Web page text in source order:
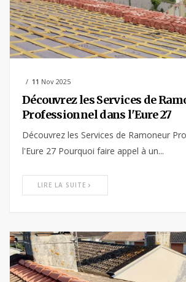
11 Nov 2025
Découvrez les Services de
Professionnel dans l'Eure 27
Découvrez les Services de Ramoneur
l'Eure 27 Pourquoi faire appel à un...
LIRE LA SUITE